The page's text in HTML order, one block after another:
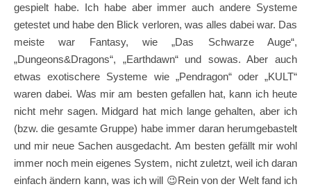
gespielt habe. Ich habe aber immer auch andere Systeme
getestet und habe den Blick verloren, was alles dabei war. Das
meiste war Fantasy, wie „Das Schwarze Auge“,
„Dungeons&Dragons“, „Earthdawn“ und sowas. Aber auch
etwas exotischere Systeme wie „Pendragon“ oder „KULT“
waren dabei. Was mir am besten gefallen hat, kann ich heute
nicht mehr sagen. Midgard hat mich lange gehalten, aber ich
(bzw. die gesamte Gruppe) habe immer daran herumgebastelt
und mir neue Sachen ausgedacht. Am besten gefällt mir wohl
immer noch mein eigenes System, nicht zuletzt, weil ich daran
einfach ändern kann, was ich will 😉Rein von der Welt fand ich